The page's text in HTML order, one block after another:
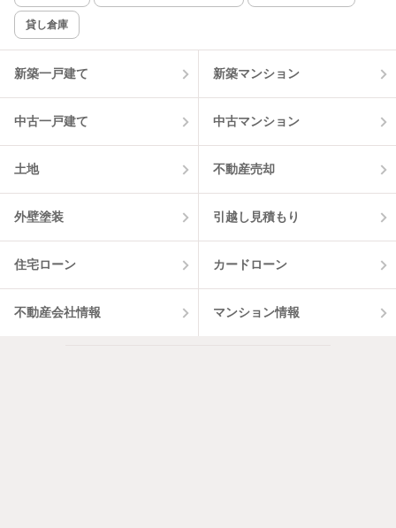
貸し倉庫
新築一戸建て 新築マンション
中古一戸建て 中古マンション
土地 不動産売却
外壁塗装 引越し見積もり
住宅ローン カードローン
不動産会社情報 マンション情報